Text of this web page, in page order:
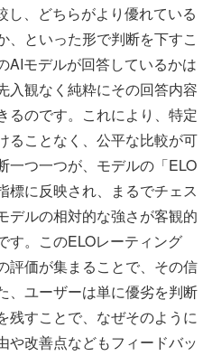
し、どちらがより優れている
、といった形で判断を下すこ
AIモデルが回答しているかは
入観なく純粋にその回答内容
るのです。これにより、特定
ることなく、公平な比較が可
一つ一つが、モデルの「ELO
標に反映され、まるでチェス
デルの相対的な強さが客観的
す。このELOレーティング
評価が集まることで、その信
、ユーザーは単に優劣を判断
残すことで、なぜそのように
や改善点などもフィードバッ